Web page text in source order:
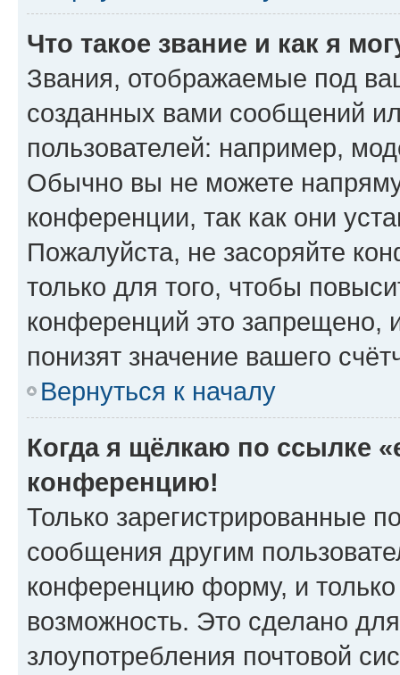
Что такое звание и как я
Звания, отображаемые под
созданных вами сообщений
пользователей: например,
Обычно вы не можете
конференции, так как они
Пожалуйста, не засоряйте
только для того, чтобы
конференций это запрещено,
понизят значение вашего
Вернуться к началу
Когда я щёлкаю по ссылке
конференцию!
Только зарегистрированные
сообщения другим
конференцию форму, и
возможность. Это сделано
злоупотребления почтовой